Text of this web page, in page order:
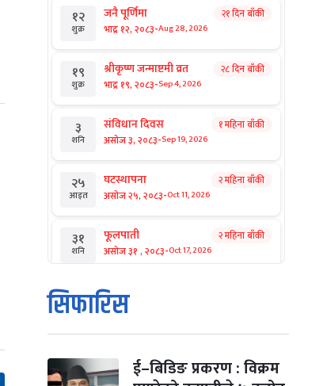
१२
शुक्र
जनै पूर्णिमा
भाद्र १२, २०८३-Aug 28, 2026
२१ दिन बाँकी
१९
शुक्र
श्रीकृष्ण जन्माष्टमी व्रत
भाद्र १९, २०८३-Sep 4, 2026
२८ दिन बाँकी
३
शनि
संविधान दिवस
असोज ३, २०८३-Sep 19, 2026
१ महिना बाँकी
२५
आइत
घटस्थापना
असोज २५, २०८३-Oct 11, 2026
२ महिना बाँकी
३१
शनि
फूलपाती
असोज ३१ , २०८३-Oct 17, 2026
२ महिना बाँकी
१
आइत
कार्तिक सङ्क्रान्ति
कार्तिक १, २०८३
मंगल कार्तिक ३, २०८३-Oct 20, 2026
सिफारिस
ई–बिडिङ प्रकरण : विक्रम